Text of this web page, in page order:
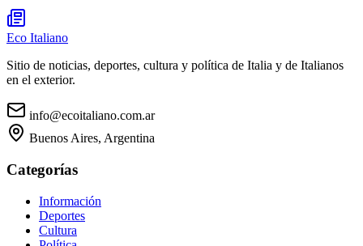
Eco Italiano
Sitio de noticias, deportes, cultura y política de Italia y de Italianos
en el exterior.
info@ecoitaliano.com.ar
Buenos Aires, Argentina
Categorías
Información
Deportes
Cultura